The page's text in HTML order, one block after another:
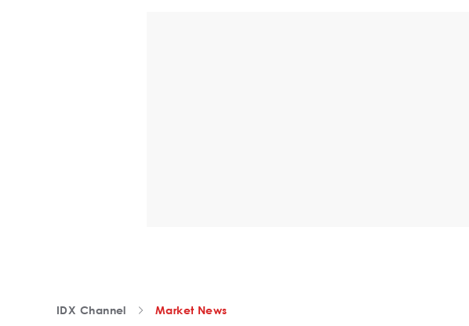
IDX Channel Market News